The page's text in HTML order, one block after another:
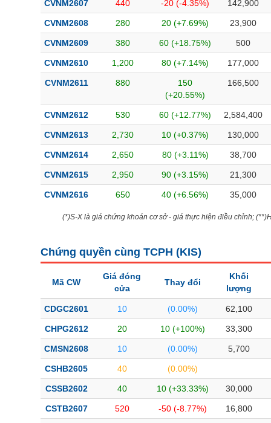
CVNM2607 440 -20 (-4.35%) 142,900
CVNM2608 280 20 (+7.69%) 23,900
CVNM2609 380 60 (+18.75%) 500
CVNM2610 1,200 80 (+7.14%) 177,000
CVNM2611 880
150
(+20.55%)
166,500
CVNM2612 530 60 (+12.77%) 2,584,400
CVNM2613 2,730 10 (+0.37%) 130,000
CVNM2614 2,650 80 (+3.11%) 38,700
CVNM2615 2,950 90 (+3.15%) 21,300
CVNM2616 650 40 (+6.56%) 35,000
(*)S-X là giá chứng khoán cơ sở - giá thực hiện điều chỉnh;
Chứng quyền cùng TCPH (KIS)
Mã CW
Giá đóng
cửa
Thay đổi
Khối
lượng
CDGC2601 10 (0.00%) 62,100
CHPG2612 20 10 (+100%) 33,300
CMSN2608 10 (0.00%) 5,700
CSHB2605 40 (0.00%)
CSSB2602 40 10 (+33.33%) 30,000
CSTB2607 520 -50 (-8.77%) 16,800
Bài viết của tác giả(-)
Báo cáo phân tích (-)
Thuật ngữ(-)
Dịch vụ(-)
Đào tạo
Sách tài chính
Công cụ đầu tư
Truyền thông tài chính